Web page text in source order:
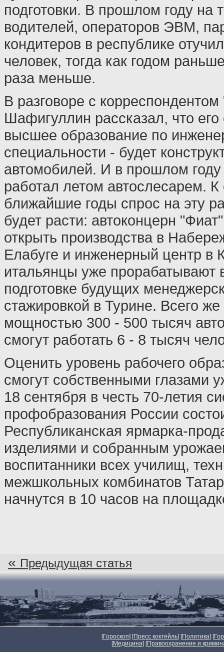
подготовки. В прошлом году на
водителей, операторов ЭВМ,
кондитеров в республике
человек, тогда как годом
раза меньше.
В разговоре с
Шафигуллин рассказал, что
высшее образование по
специальности - будет
автомобилей. И в прошлом году
работал летом автослесарем. К
ближайшие годы спрос на эту
будет расти: автоконцерн
открыть производства в
Елабуге и инженерный центр в
итальянцы уже прорабатывают
подготовке будущих
стажировкой в Турине. Всего
мощностью 300 - 500 тысяч
смогут работать 6 - 8 тысяч
Оценить уровень рабочего
смогут собственными глазами
18 сентября в честь 70-летия
профобразования России
Республиканская ярмарка-
изделиями и собранным
воспитанники всех училищ,
межшкольных комбинатов
начнутся в 10 часов на
« Предыдущая статья
[Гороскоп] [Пресс коктейль] [Политика] [
[Медицина] [Правоохранение и